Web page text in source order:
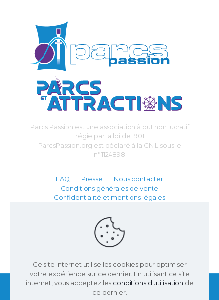
Parcs Passion est une association à but non lucratif
régie par la loi de 1901
ParcsPassion.org est déclaré à la CNIL sous le
n°1124898
FAQ Presse
Nous contacter
Conditions générales de vente
Confidentialité et mentions légales
Ce site internet utilise les cookies pour optimiser
votre expérience sur ce dernier. En utilisant ce site
internet, vous acceptez les conditions d'utilisation de
ce dernier.